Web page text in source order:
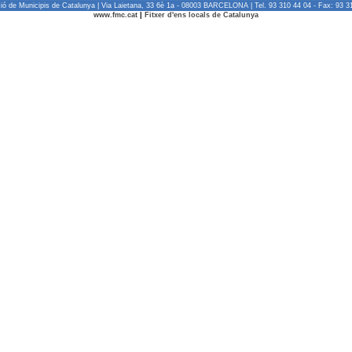
de Municipis de Catalunya | Via Laietana, 33 6è 1a - 08003 BARCELONA | Tel. 93 310 44 04 - Fax: 93
www.fmc.cat
Fitxer d'ens locals de Catalunya